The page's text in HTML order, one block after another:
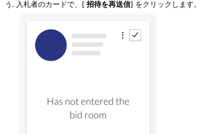
入札者のカードで、[ 招待を再送信] をクリックします。